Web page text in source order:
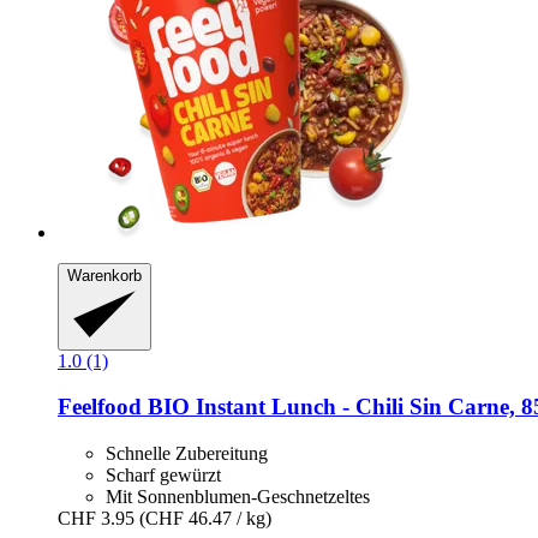
Warenkorb
1.0 (1)
Feelfood BIO Instant Lunch -​ Chili Sin Carne,
Schnelle Zubereitung
Scharf gewürzt
Mit Sonnenblumen-Geschnetzeltes
CHF 3.95 (CHF 46.47 / kg)